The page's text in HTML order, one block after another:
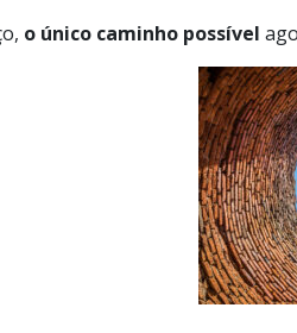
o único caminho possível